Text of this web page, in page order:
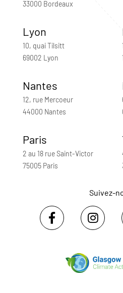
33000 Bordeaux
Lyon
10, quai Tilsitt
69002 Lyon
Nantes
12, rue Mercoeur
44000 Nantes
Paris
2 au 18 rue Saint-Victor
75005 Paris
Suivez-